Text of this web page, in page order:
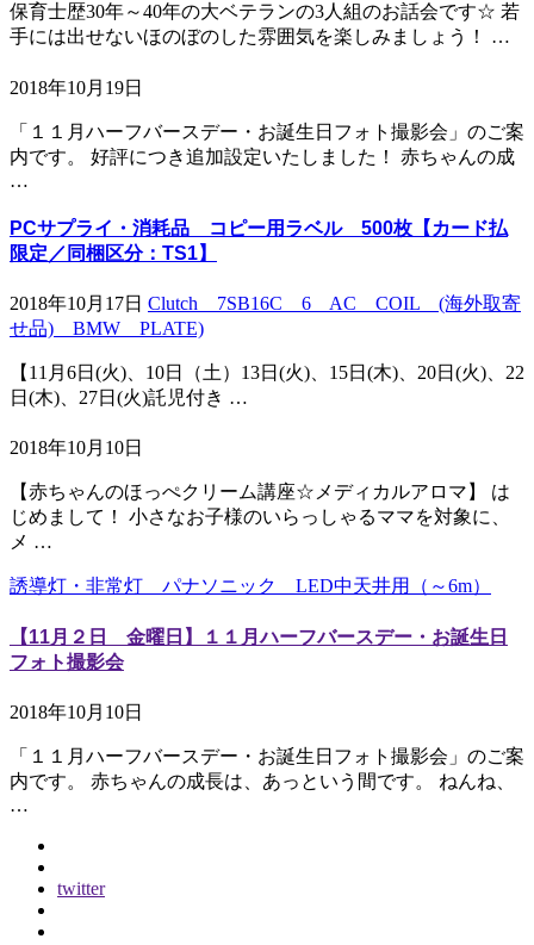
保育士歴30年～40年の大ベテランの3人組のお話会です☆ 若
手には出せないほのぼのした雰囲気を楽しみましょう！ …
2018年10月19日
「１１月ハーフバースデー・お誕生日フォト撮影会」のご案
内です。 好評につき追加設定いたしました！ 赤ちゃんの成
…
PCサプライ・消耗品 コピー用ラベル 500枚【カード払
限定／同梱区分：TS1】
2018年10月17日 Clutch 7SB16C 6 AC COIL (海外取寄
せ品) BMW PLATE)
【11月6日(火)、10日（土）13日(火)、15日(木)、20日(火)、22
日(木)、27日(火)託児付き …
2018年10月10日
【赤ちゃんのほっぺクリーム講座☆メディカルアロマ】 は
じめまして！ 小さなお子様のいらっしゃるママを対象に、
メ …
誘導灯・非常灯 パナソニック LED中天井用（～6m）
【11月２日 金曜日】１１月ハーフバースデー・お誕生日
フォト撮影会
2018年10月10日
「１１月ハーフバースデー・お誕生日フォト撮影会」のご案
内です。 赤ちゃんの成長は、あっという間です。 ねんね、
…
twitter